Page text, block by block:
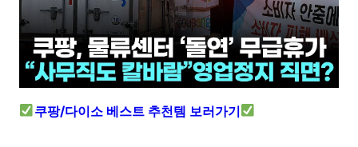
쿠팡/다이소 베스트 추천템 보러가기